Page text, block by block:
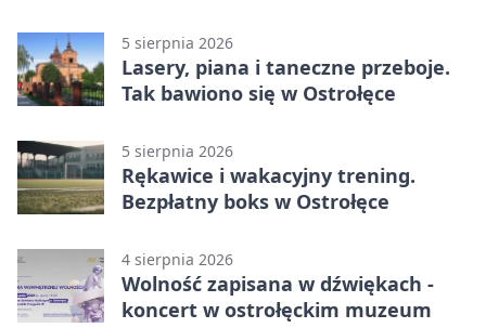
5 sierpnia 2026
Lasery, piana i taneczne przeboje.
Tak bawiono się w Ostrołęce
5 sierpnia 2026
Rękawice i wakacyjny trening.
Bezpłatny boks w Ostrołęce
4 sierpnia 2026
Wolność zapisana w dźwiękach -
koncert w ostrołęckim muzeum